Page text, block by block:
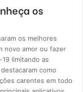
os
os melhores
novo amor ou fazer
limitando as
como
carentes em todo